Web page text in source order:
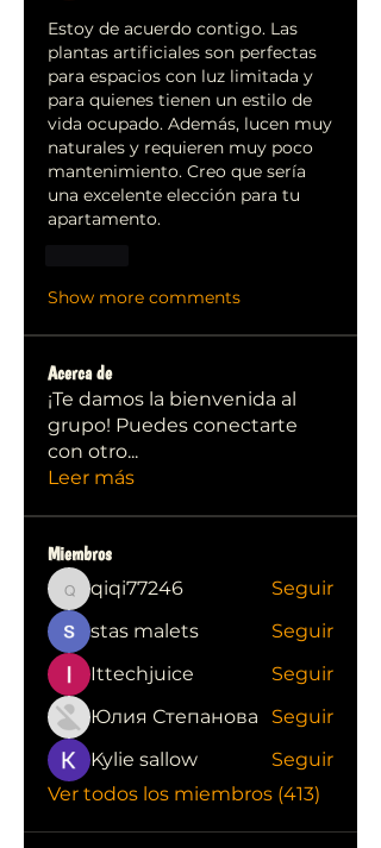
Estoy de acuerdo contigo. Las
plantas artificiales son perfectas
para espacios con luz limitada y
para quienes tienen un estilo de
vida ocupado. Además, lucen muy
naturales y requieren muy poco
mantenimiento. Creo que sería
una excelente elección para tu
apartamento.
Show more comments
Acerca de
¡Te damos la bienvenida al
grupo! Puedes conectarte
con otro...
Leer más
Miembros
qiqi77246
qiqi77246
Seguir
stas malets
Seguir
Ittechjuice
Seguir
Юлия Степанова
Seguir
Kylie sallow
Seguir
Ver todos los miembros (413)